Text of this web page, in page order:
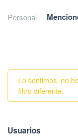
Personal
Lo sentimos, no
filtro diferente.
Usuarios